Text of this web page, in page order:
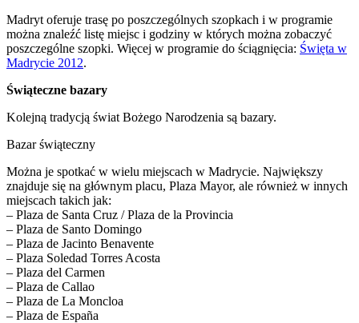
Madryt oferuje trasę po poszczególnych szopkach i w programie
można znaleźć listę miejsc i godziny w których można zobaczyć
poszczególne szopki. Więcej w programie do ściągnięcia: Święta w
Madrycie 2012.
Świąteczne bazary
Kolejną tradycją świat Bożego Narodzenia są bazary.
Bazar świąteczny
Można je spotkać w wielu miejscach w Madrycie. Największy
znajduje się na głównym placu, Plaza Mayor, ale również w innych
miejscach takich jak:
– Plaza de Santa Cruz / Plaza de la Provincia
– Plaza de Santo Domingo
– Plaza de Jacinto Benavente
– Plaza Soledad Torres Acosta
– Plaza del Carmen
– Plaza de Callao
– Plaza de La Moncloa
– Plaza de España